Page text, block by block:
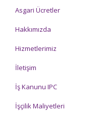
Asgari Ücretler
Hakkımızda
Hizmetlerimiz
İletişim
İş Kanunu IPC
İşçilik Maliyetleri